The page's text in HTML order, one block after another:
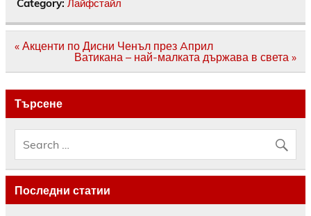
Category: Лайфстайл
Навигация
« Акценти по Дисни Ченъл през Aприл
Ватикана – най-малката държава в света »
Търсене
Последни статии